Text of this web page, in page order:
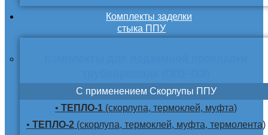
Комплекты заделки
стыка ППУ
С применением Скорлупы ППУ
• ТЕПЛО-1 (скорлупа, термоклей, муфта)
• ТЕПЛО-2 (скорлупа, термоклей, муфта, термолента)